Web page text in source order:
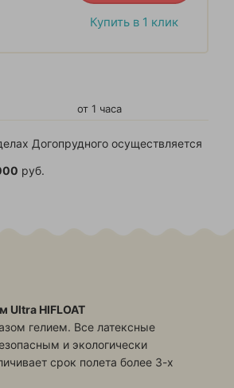
Купить в 1 клик
от 1 часа
Догопрудного осуществляется
руб.
Ultra HIFLOAT
гелием. Все латексные
и экологически
срок полета более 3-х